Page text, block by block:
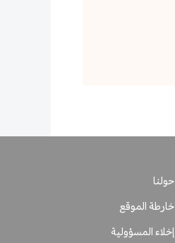
حولنا
خارطة الموقع
إخلاء المسؤولية